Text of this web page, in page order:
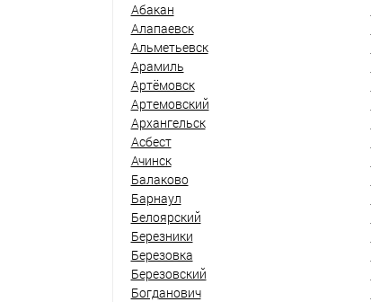
Абакан
Алапаевск
Альметьевск
Арамиль
Артёмовск
Артемовский
Архангельск
Асбест
Ачинск
Балаково
Барнаул
Белоярский
Березники
Березовка
Березовский
Богданович